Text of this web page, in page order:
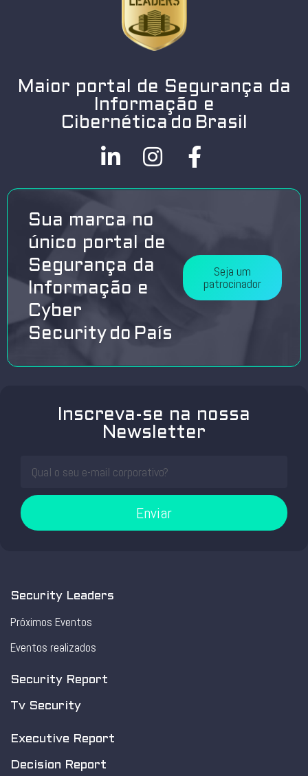
Maior portal de Segurança da
Informação e
Cibernética do Brasil
Sua marca no
único portal de
Segurança da
Informação e
Cyber
Security do País
Seja um
patrocinador
Inscreva-se na nossa
Newsletter
Enviar
Security Leaders
Próximos Eventos
Eventos realizados
Security Report
Tv Security
Executive Report
Decision Report